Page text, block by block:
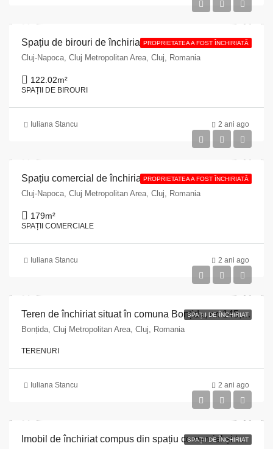
PROPRIETATEA A FOST ÎNCHIRIATĂ
Spațiu de birouri de închiriat situat în Cluj- Napoca, str. Regele Ferdinand, nr. 33
Cluj-Napoca, Cluj Metropolitan Area, Cluj, Romania
122.02m²
SPAȚII DE BIROURI
Iuliana Stancu 2 ani ago
PROPRIETATEA A FOST ÎNCHIRIATĂ
Spațiu comercial de închiriat situat în Municipiul Cluj Napoca, str. Aurel Vlaicu, nr. 3, bl. R2, județul Cluj
Cluj-Napoca, Cluj Metropolitan Area, Cluj, Romania
179m²
SPAȚII COMERCIALE
Iuliana Stancu 2 ani ago
SPAȚII DE ÎNCHIRIAT
Teren de închiriat situat în comuna Bonțida, nr. 145, județul Cluj
Bonțida, Cluj Metropolitan Area, Cluj, Romania
TERENURI
Iuliana Stancu 2 ani ago
SPAȚII DE ÎNCHIRIAT
Imobil de închiriat compus din spațiu comercial și teren situat în comuna Vultureni, nr. 142, județul Cluj